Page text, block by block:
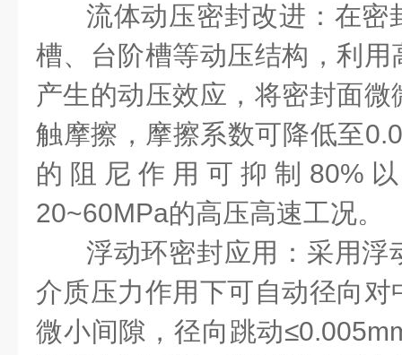
流体动压密封改进：在密
槽、台阶槽等动压结构，利
产生的动压效应，将密封面
触摩擦，摩擦系数可降低至
的阻尼作用可抑制80%
20~60MPa的高压高速工况。
浮动环密封应用：采用浮
介质压力作用下可自动径向
微小间隙，径向跳动